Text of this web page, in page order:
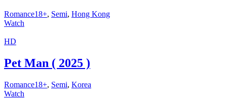
Romance18+, Semi, Hong Kong
Watch
HD
Pet Man ( 2025 )
Romance18+, Semi, Korea
Watch